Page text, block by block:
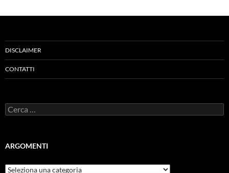
DISCLAIMER
CONTATTI
Ricerca
per:
ARGOMENTI
ARGOMENTI